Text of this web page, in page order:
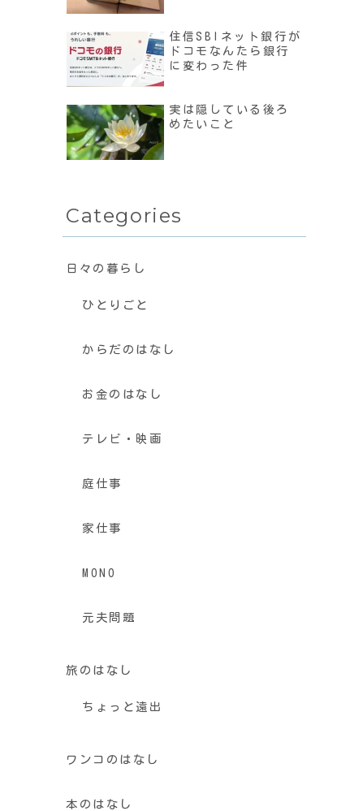
住信SBIネット銀行が
ドコモなんたら銀行
に変わった件
実は隠している後ろ
めたいこと
Categories
日々の暮らし
ひとりごと
からだのはなし
お金のはなし
テレビ・映画
庭仕事
家仕事
MONO
元夫問題
旅のはなし
ちょっと遠出
ワンコのはなし
本のはなし